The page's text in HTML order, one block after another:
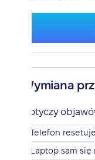
Wymiana
Dotyczy
Telefon
Laptop sam się